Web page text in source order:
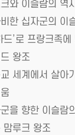
와 이슬람의 역
한 십자군의 이
드’로 프랑크족
왕조
세계에서 살아
을 향한 이슬람
맘루크 왕조